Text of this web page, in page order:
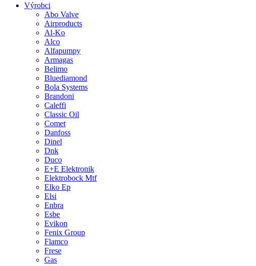
Výrobci
Abo Valve
Airproducts
Al-Ko
Alco
Alfapumpy
Armagas
Belimo
Bluediamond
Bola Systems
Brandoni
Caleffi
Classic Oil
Comet
Danfoss
Dinel
Dnk
Duco
E+E Elektronik
Elektrobock Mtf
Elko Ep
Elsi
Enbra
Esbe
Evikon
Fenix Group
Flamco
Frese
Gas